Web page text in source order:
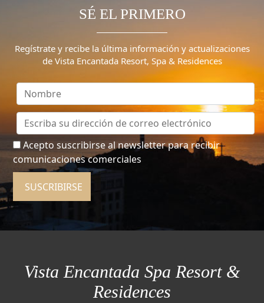
SÉ EL PRIMERO
Regístrate y recibe la última información y actualizaciones
de Vista Encantada Resort, Spa & Residences
Acepto suscribirse al newsletter para recibir
comunicaciones comerciales
SUSCRIBIRSE
Vista Encantada Spa Resort &
Residences